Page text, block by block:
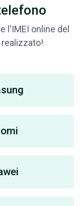
l'IMEI online del